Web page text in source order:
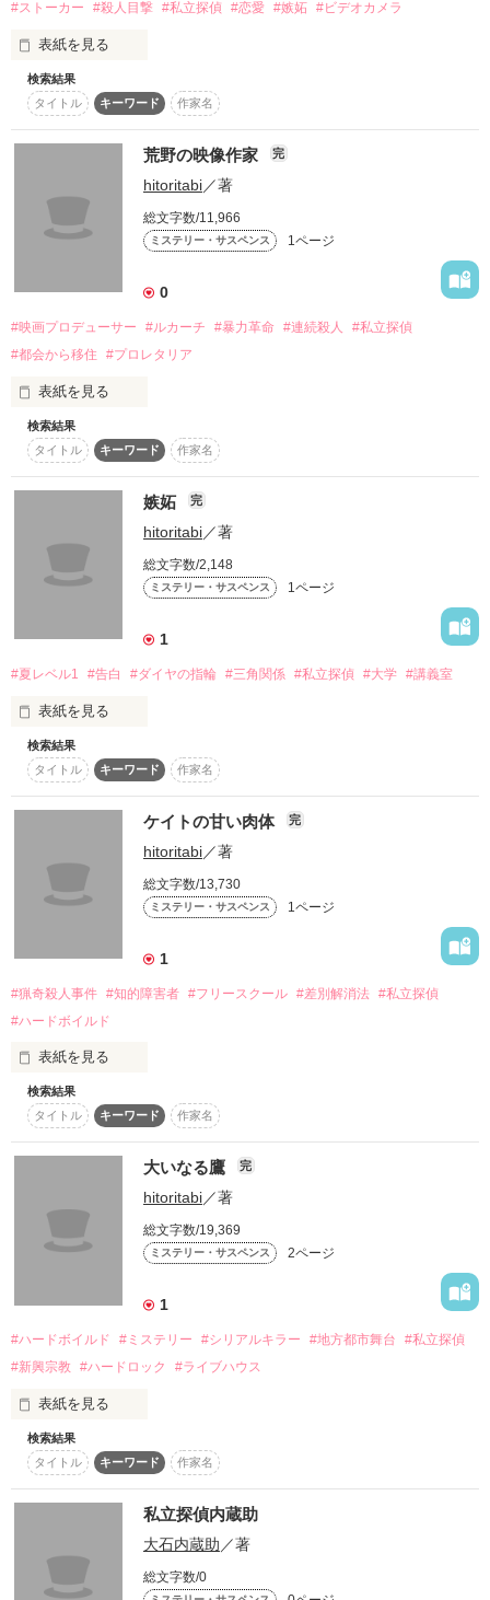
#ストーカー #殺人目撃 #私立探偵 #恋愛 #嫉妬 #ビデオカメラ
表紙を見る
私立探偵亀田ものの、シリーズのミステリーです。
作品を読む
検索結果
タイトル
キーワード 作家名
荒野の映像作家 完
hitoritabi／著
総文字数/11,966
ミステリー・サスペンス 1ページ
0
#映画プロデューサー #ルカーチ #暴力革命 #連続殺人
#私立探偵
#都会から移住
#プロレタリア
表紙を見る
私立探偵亀田のシリーズのR5年冬の時点での最新作です。再び
田舎町に連続殺人が起こります。
作品を読む
検索結果
タイトル
キーワード 作家名
嫉妬 完
hitoritabi／著
総文字数/2,148
ミステリー・サスペンス 1ページ
1
#夏レベル1 #告白 #ダイヤの指輪 #三角関係 #私立探偵 #大学 #講義室
表紙を見る
夏レベル1に投稿する超短編。
しかし私立探偵亀田のシリーズの一編です。
検索結果
タイトル
キーワード 作家名
ケイトの甘い肉体 完
hitoritabi／著
総文字数/13,730
ミステリー・サスペンス 1ページ
1
#猟奇殺人事件 #知的障害者 #フリースクール #差別解消法 #私立探偵
#ハードボイルド
表紙を見る
私立探偵亀田浩志シリーズのハードボイルドミステリー。
作品を読む
検索結果
タイトル
キーワード 作家名
大いなる鷹 完
hitoritabi／著
総文字数/19,369
ミステリー・サスペンス 2ページ
1
#ハードボイルド #ミステリー #シリアルキラー #地方都市舞台
#私立探偵
#新興宗教
#ハードロック #ライブハウス
表紙を見る
一地方、鹿児島市で起きた連続殺人事件。一方、私立探偵が失
踪者の捜索を依頼される。探偵の捜索の中で、連続殺人との関
連が明らかになってくる。
検索結果
タイトル
キーワード 作家名
私立探偵内蔵助
大石内蔵助／著
総文字数/0